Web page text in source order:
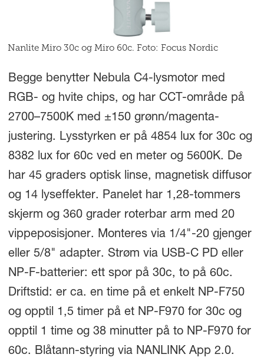
Nanlite Miro 30c og Miro 60c. Foto: Focus Nordic
Begge benytter Nebula C4-lysmotor med
RGB- og hvite chips, og har CCT-område på
2700–7500K med ±150 grønn/magenta-
justering. Lysstyrken er på 4854 lux for 30c og
8382 lux for 60c ved en meter og 5600K. De
har 45 graders optisk linse, magnetisk diffusor
og 14 lyseffekter. Panelet har 1,28-tommers
skjerm og 360 grader roterbar arm med 20
vippeposisjoner. Monteres via 1/4"-20 gjenger
eller 5/8" adapter. Strøm via USB-C PD eller
NP-F-batterier: ett spor på 30c, to på 60c.
Driftstid: er ca. en time på et enkelt NP-F750
og opptil 1,5 timer på et NP-F970 for 30c og
opptil 1 time og 38 minutter på to NP-F970 for
60c. Blåtann-styring via NANLINK App 2.0.